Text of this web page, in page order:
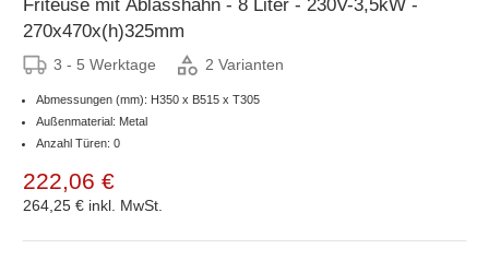
Friteuse mit Ablasshahn - 8 Liter - 230V-3,5kW -
270x470x(h)325mm
3 - 5 Werktage 2 Varianten
Abmessungen (mm): H350 x B515 x T305
Außenmaterial: Metal
Anzahl Türen: 0
222,06 €
264,25 € inkl. MwSt.